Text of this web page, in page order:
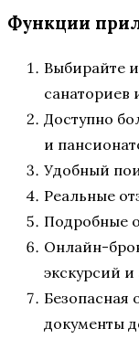
Функции
Выбирайте
санаториев
Доступно
и
Удобный
Реальные
Подробные
Онлайн-
экскурсий и
Безопасная
документы